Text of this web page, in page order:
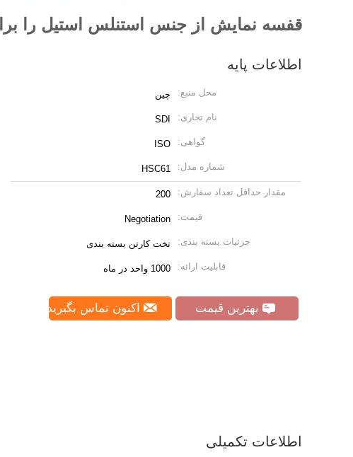
قفسه نمایش از جنس استنلس استیل را
اطلاعات پایه
محل منبع: چین
نام تجاری: SDI
گواهی: ISO
شماره مدل: HSC61
مقدار حداقل تعداد سفارش: 200
قیمت: Negotiation
جزئیات بسته بندی: تخت کارتن بسته بندی
قابلیت ارائه: 1000 واحد در ماه
بهترین قیمت اکنون تماس بگیرید
اطلاعات تکمیلی